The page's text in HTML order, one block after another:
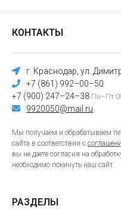
КОНТАКТЫ
г. Краснодар, ул.
+7 (861) 992–00–50
+7 (900) 247–24–38 Пн–Пт
9920050@mail.ru
Мы получаем и обрабатываем
сайта в соответствии с
вы не даете согласия на
необходимо покинуть наш сайт.
РАЗДЕЛЫ